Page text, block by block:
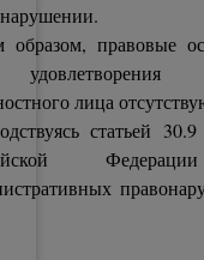
образом, правовые
лица
статьей